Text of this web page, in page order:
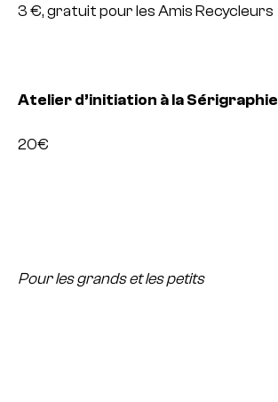
3 €, gratuit pour les Amis Recycleurs
Atelier d’initiation à la Sérigraphie
20€
Pour les grands et les petits